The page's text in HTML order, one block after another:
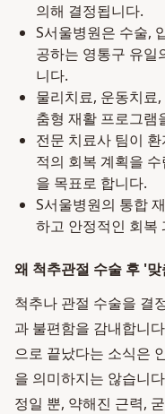
의해 결정됩니다.
S서울병원은 수술,
공하는 영통구 유일
니다.
물리치료, 운동치료
춤형 재활 프로그램
전문 치료사 팀이
적의 회복 계획을
을 목표로 합니다.
S서울병원의 통합
하고 안정적인 회복
왜 척추관절 수술 후 '
척추나 관절 수술을 결
과 불편함을 감내합니
으로 끝났다는 소식은
을 의미하지는 않습니
정일 뿐, 약해진 근력,